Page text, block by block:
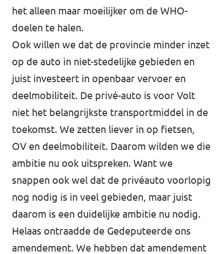
het alleen maar moeilijker om de WHO-
doelen te halen.
Ook willen we dat de provincie minder inzet
op de auto in niet-stedelijke gebieden en
juist investeert in openbaar vervoer en
deelmobiliteit. De privé-auto is voor Volt
niet het belangrijkste transportmiddel in de
toekomst. We zetten liever in op fietsen,
OV en deelmobiliteit. Daarom wilden we die
ambitie nu ook uitspreken. Want we
snappen ook wel dat de privéauto voorlopig
nog nodig is in veel gebieden, maar juist
daarom is een duidelijke ambitie nu nodig.
Helaas ontraadde de Gedeputeerde ons
amendement. We hebben dat amendement